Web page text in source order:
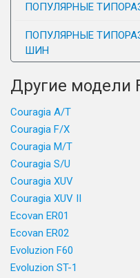
ПОПУЛЯРНЫЕ
ПОПУЛЯРНЫЕ
ШИН
Другие модели
Couragia A/T
Couragia F/X
Couragia M/T
Couragia S/U
Couragia XUV
Couragia XUV II
Ecovan ER01
Ecovan ER02
Evoluzion F60
Evoluzion ST-1